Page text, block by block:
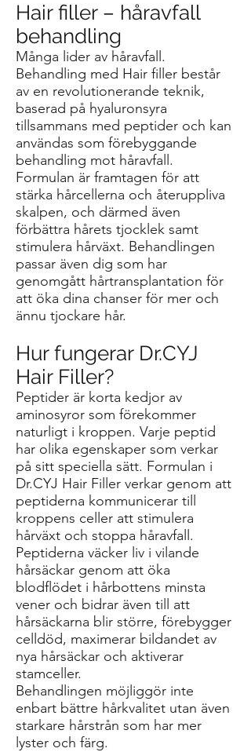
Hair filler – håravfall
behandling
Många lider av håravfall.
Behandling med Hair filler består
av en revolutionerande teknik,
baserad på hyaluronsyra
tillsammans med peptider och kan
användas som förebyggande
behandling mot håravfall.
Formulan är framtagen för att
stärka hårcellerna och återuppliva
skalpen, och därmed även
förbättra hårets tjocklek samt
stimulera hårväxt. Behandlingen
passar även dig som har
genomgått hårtransplantation för
att öka dina chanser för mer och
ännu tjockare hår.
Hur fungerar Dr.CYJ
Hair Filler?
Peptider är korta kedjor av
aminosyror som förekommer
naturligt i kroppen. Varje peptid
har olika egenskaper som verkar
på sitt speciella sätt. Formulan i
Dr.CYJ Hair Filler verkar genom att
peptiderna kommunicerar till
kroppens celler att stimulera
hårväxt och stoppa håravfall.
Peptiderna väcker liv i vilande
hårsäckar genom att öka
blodflödet i hårbottens minsta
vener och bidrar även till att
hårsäckarna blir större, förebygger
celldöd, maximerar bildandet av
nya hårsäckar och aktiverar
stamceller.
Behandlingen möjliggör inte
enbart bättre hårkvalitet utan även
starkare hårstrån som har mer
lyster och färg.